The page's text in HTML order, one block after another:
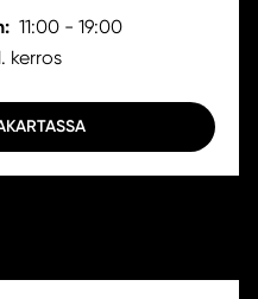
11:00 - 19:00
kerros